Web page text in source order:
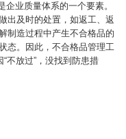
业质量体系的一个要素。
出及时的处置，如返工、返
制造过程中产生不合格品的
态。因此，不合格品管理工
不放过”，没找到防患措